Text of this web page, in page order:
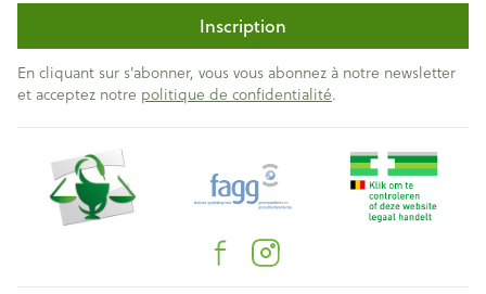
Inscription
En cliquant sur s'abonner, vous vous abonnez à notre newsletter
et acceptez notre politique de confidentialité.